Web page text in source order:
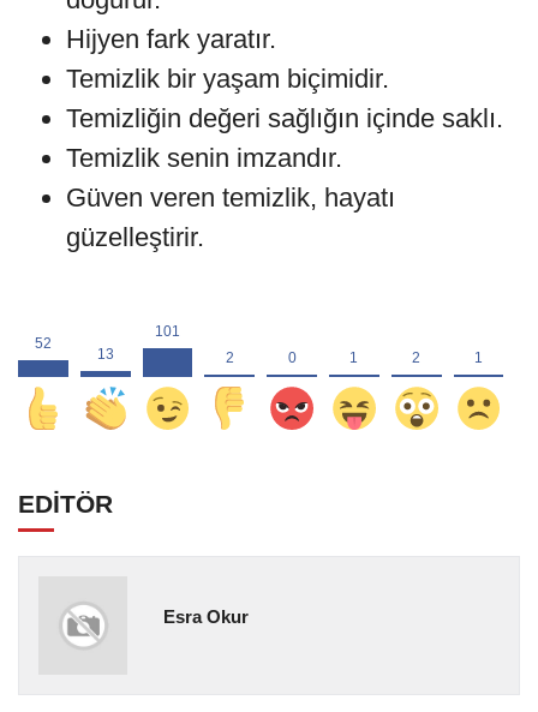
Hijyen fark yaratır.
Temizlik bir yaşam biçimidir.
Temizliğin değeri sağlığın içinde saklı.
Temizlik senin imzandır.
Güven veren temizlik, hayatı
güzelleştirir.
EDİTÖR
Esra Okur